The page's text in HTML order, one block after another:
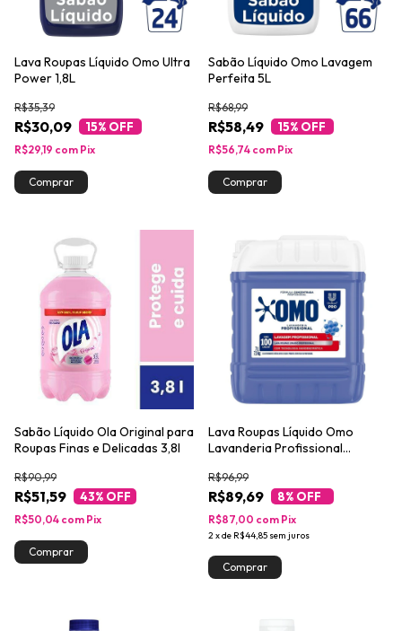
Lava Roupas Líquido Omo Ultra
Power 1,8L
R$30,09
R$35,39
15% OFF
R$29,19 com Pix
Sabão Líquido Omo Lavagem
Perfeita 5L
R$58,49
R$68,99
15% OFF
R$56,74 com Pix
Sabão Líquido Ola Original para
Roupas Finas e Delicadas 3,8l
R$51,59
R$90,99
43% OFF
R$50,04 com Pix
Lava Roupas Líquido Omo
Lavanderia Profissional
R$89,69
R$96,99
8% OFF
2xde R$44,85 sem juros
R$87,00 com Pix